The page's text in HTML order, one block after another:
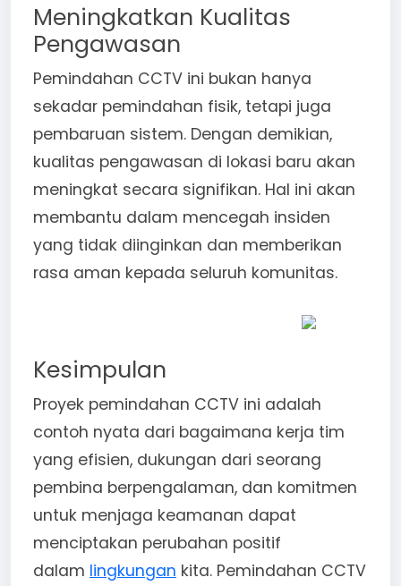
Meningkatkan Kualitas
Pengawasan
Pemindahan CCTV ini bukan hanya
sekadar pemindahan fisik, tetapi juga
pembaruan sistem. Dengan demikian,
kualitas pengawasan di lokasi baru akan
meningkat secara signifikan. Hal ini akan
membantu dalam mencegah insiden
yang tidak diinginkan dan memberikan
rasa aman kepada seluruh komunitas.
Kesimpulan
Proyek pemindahan CCTV ini adalah
contoh nyata dari bagaimana kerja tim
yang efisien, dukungan dari seorang
pembina berpengalaman, dan komitmen
untuk menjaga keamanan dapat
menciptakan perubahan positif
dalam lingkungan kita. Pemindahan CCTV